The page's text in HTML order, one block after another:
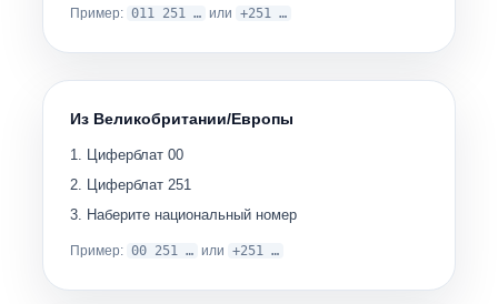
Пример: 011 251 … или +251 …
Из Великобритании/Европы
Циферблат00
Циферблат251
Наберите национальный номер
Пример: 00 251 … или +251 …